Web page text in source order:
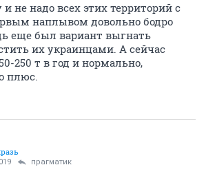
и не надо всех этих территорий с
наплывом довольно бодро
еще был вариант выгнать
их украинцами. А сейчас
250 т в год и нормально,
плюс.
прагматик